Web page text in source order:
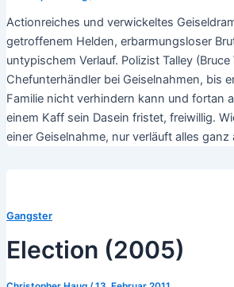
Actionreiches und verwickeltes
getroffenem Helden, erbarmungsloser
untypischem Verlauf. Polizist Talley (Bruce
Chefunterhändler bei Geiselnahmen, bis
Familie nicht verhindern kann und fortan
einem Kaff sein Dasein fristet, freiwillig.
einer Geiselnahme, nur verläuft alles ganz
Gangster
Election (2005)